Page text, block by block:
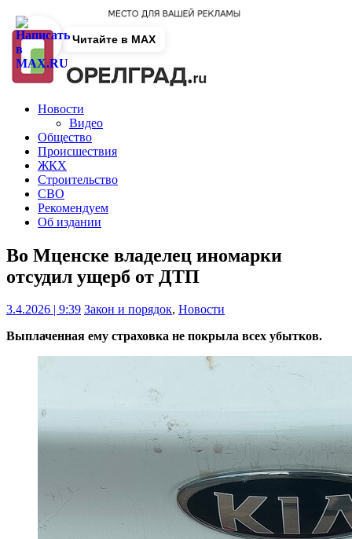
Новости
Видео
Общество
Происшествия
ЖКХ
Строительство
СВО
Рекомендуем
Об издании
Во Мценске владелец иномарки
отсудил ущерб от ДТП
3.4.2026 | 9:39 Закон и порядок, Новости
Выплаченная ему страховка не покрыла всех убытков.
Читайте в MAX